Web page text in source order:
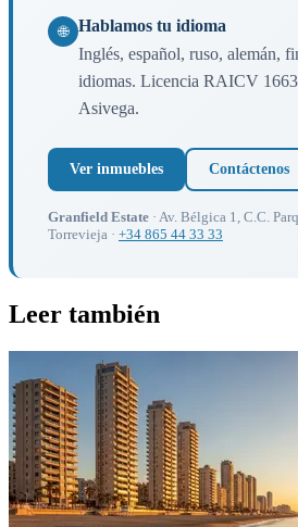
🌐
Hablamos tu idioma
Inglés, español, ruso, alemán,
idiomas. Licencia RAICV
Asivega.
Ver inmuebles Contáctenos
Granfield Estate · Av. Bélgica 1, C.C.
Torrevieja · +34 865 44 33 33
Leer también